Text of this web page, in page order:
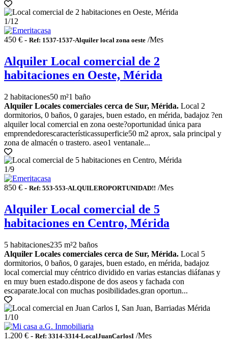
1/12
450 € - Ref: 1537-1537-Alquiler local zona oeste /Mes
Alquiler Local comercial de 2
habitaciones en Oeste, Mérida
2 habitaciones50 m²1 baño
Alquiler Locales comerciales cerca de Sur, Mérida. Local 2
dormitorios, 0 baños, 0 garajes, buen estado, en mérida, badajoz ?en
alquiler local comercial en zona oeste?oportunidad única para
emprendedorescaracterísticassuperficie50 m2 aprox, sala principal y
zona de almacén o trastero. aseo1 ventanale...
1/9
850 € - Ref: 553-553-ALQUILEROPORTUNIDAD!! /Mes
Alquiler Local comercial de 5
habitaciones en Centro, Mérida
5 habitaciones235 m²2 baños
Alquiler Locales comerciales cerca de Sur, Mérida. Local 5
dormitorios, 0 baños, 0 garajes, buen estado, en mérida, badajoz
local comercial muy céntrico dividido en varias estancias diáfanas y
en muy buen estado.dispone de dos aseos y fachada con
escaparate.local con muchas posibilidades.gran oportun...
1/10
1.200 € - Ref: 3314-3314-LocalJuanCarlosI /Mes